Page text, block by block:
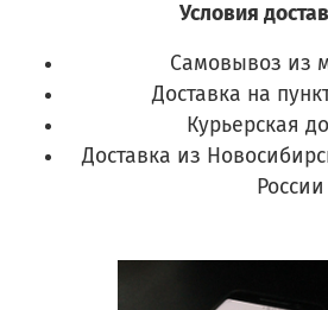
Условия
Самовывоз из
Доставка на
Курьерская
Доставка из
России